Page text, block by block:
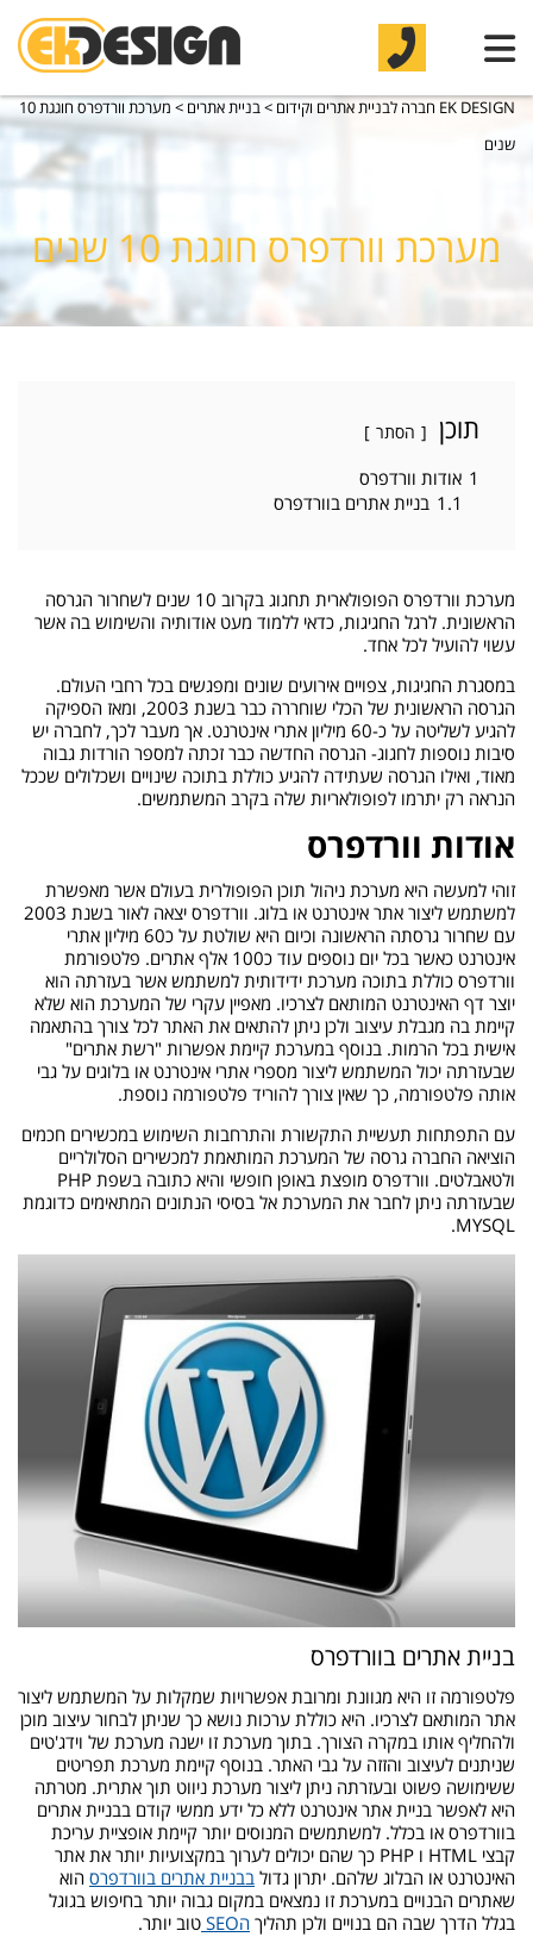
EK DESIGN חברה לבניית אתרים וקידום >בניית אתרים >
מערכת וורדפרס חוגגת 10
שנים
מערכת וורדפרס חוגגת 10 שנים
תוכן הסתר
1 אודות וורדפרס
1.1 בניית אתרים בוורדפרס
מערכת וורדפרס הפופולארית תחגוג בקרוב 10 שנים לשחרור הגרסה
הראשונית. לרגל החגיגות, כדאי ללמוד מעט אודותיה והשימוש בה אשר
עשוי להועיל לכל אחד.
במסגרת החגיגות, צפויים אירועים שונים ומפגשים בכל רחבי העולם.
הגרסה הראשונית של הכלי שוחררה כבר בשנת 2003, ומאז הספיקה
להגיע לשליטה על כ-60 מיליון אתרי אינטרנט. אך מעבר לכך, לחברה יש
סיבות נוספות לחגוג- הגרסה החדשה כבר זכתה למספר הורדות גבוה
מאוד, ואילו הגרסה שעתידה להגיע כוללת בתוכה שינויים ושכלולים שככל
הנראה רק יתרמו לפופולאריות שלה בקרב המשתמשים.
אודות וורדפרס
זוהי למעשה היא מערכת ניהול תוכן הפופולרית בעולם אשר מאפשרת
למשתמש ליצור אתר אינטרנט או בלוג. וורדפרס יצאה לאור בשנת 2003
עם שחרור גרסתה הראשונה וכיום היא שולטת על כ60 מיליון אתרי
אינטרנט כאשר בכל יום נוספים עוד כ100 אלף אתרים. פלטפורמת
וורדפרס כוללת בתוכה מערכת ידידותית למשתמש אשר בעזרתה הוא
יוצר דף האינטרנט המותאם לצרכיו. מאפיין עקרי של המערכת הוא שלא
קיימת בה מגבלת עיצוב ולכן ניתן להתאים את האתר לכל צורך בהתאמה
אישית בכל הרמות. בנוסף במערכת קיימת אפשרות "רשת אתרים"
שבעזרתה יכול המשתמש ליצור מספרי אתרי אינטרנט או בלוגים על גבי
אותה פלטפורמה, כך שאין צורך להוריד פלטפורמה נוספת.
עם התפתחות תעשיית התקשורת והתרחבות השימוש במכשירים חכמים
הוציאה החברה גרסה של המערכת המותאמת למכשירים הסלולריים
ולטאבלטים. וורדפרס מופצת באופן חופשי והיא כתובה בשפת PHP
שבעזרתה ניתן לחבר את המערכת אל בסיסי הנתונים המתאימים כדוגמת
MYSQL.
בניית אתרים בוורדפרס
פלטפורמה זו היא מגוונת ומרובת אפשרויות שמקלות על המשתמש ליצור
אתר המותאם לצרכיו. היא כוללת ערכות נושא כך שניתן לבחור עיצוב מוכן
ולהחליף אותו במקרה הצורך. בתוך מערכת זו ישנה מערכת של וידג'טים
שניתנים לעיצוב והזזה על גבי האתר. בנוסף קיימת מערכת תפריטים
ששימושה פשוט ובעזרתה ניתן ליצור מערכת ניווט תוך אתרית. מטרתה
היא לאפשר בניית אתר אינטרנט ללא כל ידע ממשי קודם בבניית אתרים
בוורדפרס או בכלל. למשתמשים המנוסים יותר קיימת אופציית עריכת
קבצי HTML ו PHP כך שהם יכולים לערוך במקצועיות יותר את אתר
האינטרנט או הבלוג שלהם. יתרון גדול בבניית אתרים בוורדפרס הוא
שאתרים הבנויים במערכת זו נמצאים במקום גבוה יותר בחיפוש בגוגל
בגלל הדרך שבה הם בנויים ולכן תהליך הSEO
טוב יותר.